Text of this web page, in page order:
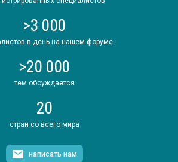
>3 000
в день на нашем форуме
>20 000
тем обсуждается
20
стран со всего мира
написать нам